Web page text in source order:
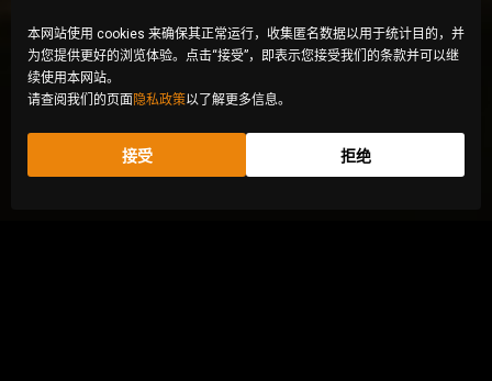
本网站使用 cookies 来确保其正常运行，收集匿名数据以用于统计目的，并
为您提供更好的浏览体验。点击“接受”，即表示您接受我们的条款并可以继
续使用本网站。
请查阅我们的页面 隐私政策以了解更多信息。
接受 拒绝